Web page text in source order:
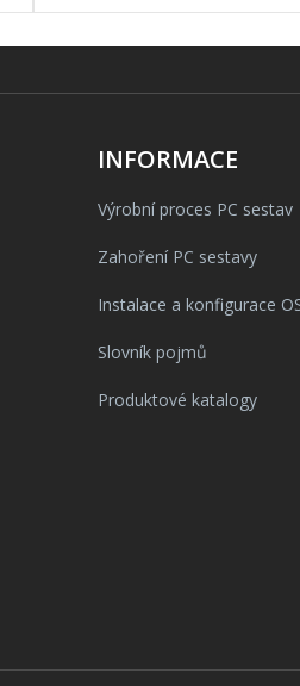
INFORMACE
Výrobní proces PC sestav
Zahoření PC sestavy
Instalace a konfigurace
Slovník pojmů
Produktové katalogy